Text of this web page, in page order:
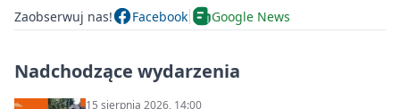
Zaobserwuj nas! Facebook Google News
Nadchodzące wydarzenia
15 sierpnia 2026, 14:00